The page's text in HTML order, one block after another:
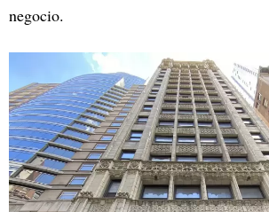
negocio.